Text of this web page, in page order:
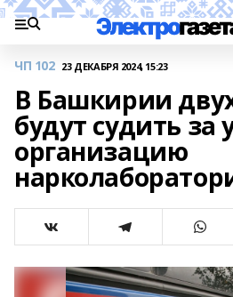
ЧП 102 23 ДЕКАБРЯ 2024, 15:23
В Башкирии
будут судить за
организацию